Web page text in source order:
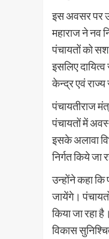
इस अवसर पर
महाराज ने नव
पंचायतों को
इसलिए
केन्द्र एवं
पंचायतीराज
पंचायतों में
इसके अलावा
निर्गत किये जा
उन्होंने कहा कि
जायेंगे।
किया जा रहा
विकास